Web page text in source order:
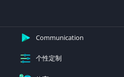
Communication
个性定制